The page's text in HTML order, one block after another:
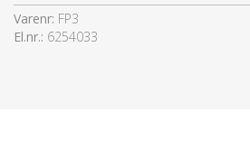
Varenr: FP3
El.nr.: 6254033